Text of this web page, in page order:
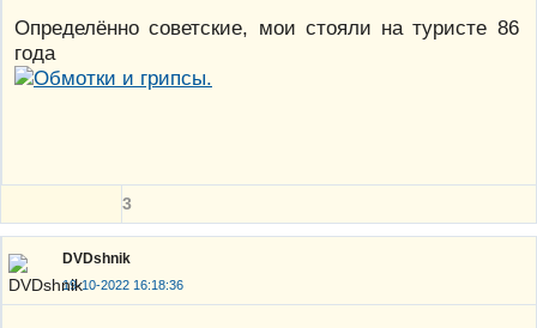
Определённо советские, мои стояли на туристе 86
года
3
DVDshnik
19-10-2022 16:18:36